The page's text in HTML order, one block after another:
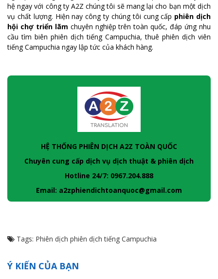
hệ ngay với công ty A2Z chúng tôi sẽ mang lại cho bạn một dịch
vụ chất lượng. Hiện nay công ty chúng tôi cung cấp phiên dịch
hội chợ triển lãm chuyên nghiệp trên toàn quốc, đáp ứng nhu
cầu tìm biên phiên dịch tiếng Campuchia, thuê phiên dịch viên
tiếng Campuchia ngay lập tức của khách hàng.
HỆ THỐNG PHIÊN DỊCH A2Z TOÀN QUỐC
Chuyên cung cấp dịch vụ dịch thuật & phiên dịch
Hotline 24/7: 0967.204.888
Email: a2zphiendichtoanquoc@gmail.com
Tags: Phiên dịch phiên dịch tiếng Campuchia
Ý KIẾN CỦA BẠN